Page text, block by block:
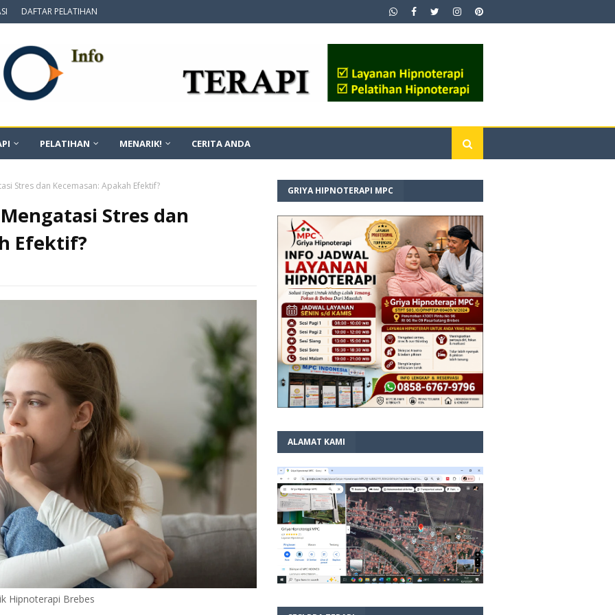
DAFTAR PELATIHAN
PELATIHAN MENARIK! CERITA ANDA
Stres dan Kecemasan: Apakah Efektif?
Stres dan
Efektif?
Hipnoterapi Brebes
GRIYA HIPNOTERAPI MPC
ALAMAT KAMI